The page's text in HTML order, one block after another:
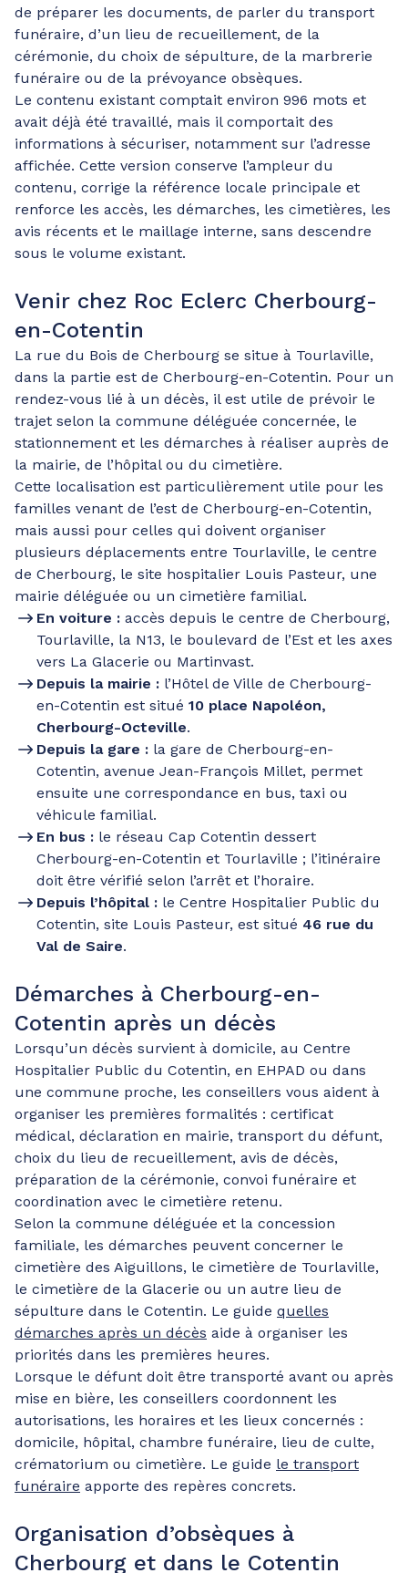
de préparer les documents, de parler du transport
funéraire, d’un lieu de recueillement, de la
cérémonie, du choix de sépulture, de la marbrerie
funéraire ou de la prévoyance obsèques.
Le contenu existant comptait environ 996 mots et
avait déjà été travaillé, mais il comportait des
informations à sécuriser, notamment sur l’adresse
affichée. Cette version conserve l’ampleur du
contenu, corrige la référence locale principale et
renforce les accès, les démarches, les cimetières, les
avis récents et le maillage interne, sans descendre
sous le volume existant.
Venir chez Roc Eclerc Cherbourg-
en-Cotentin
La rue du Bois de Cherbourg se situe à Tourlaville,
dans la partie est de Cherbourg-en-Cotentin. Pour un
rendez-vous lié à un décès, il est utile de prévoir le
trajet selon la commune déléguée concernée, le
stationnement et les démarches à réaliser auprès de
la mairie, de l’hôpital ou du cimetière.
Cette localisation est particulièrement utile pour les
familles venant de l’est de Cherbourg-en-Cotentin,
mais aussi pour celles qui doivent organiser
plusieurs déplacements entre Tourlaville, le centre
de Cherbourg, le site hospitalier Louis Pasteur, une
mairie déléguée ou un cimetière familial.
En voiture : accès depuis le centre de Cherbourg,
Tourlaville, la N13, le boulevard de l’Est et les axes
vers La Glacerie ou Martinvast.
Depuis la mairie : l’Hôtel de Ville de Cherbourg-
en-Cotentin est situé 10 place Napoléon,
Cherbourg-Octeville.
Depuis la gare : la gare de Cherbourg-en-
Cotentin, avenue Jean-François Millet, permet
ensuite une correspondance en bus, taxi ou
véhicule familial.
En bus : le réseau Cap Cotentin dessert
Cherbourg-en-Cotentin et Tourlaville ; l’itinéraire
doit être vérifié selon l’arrêt et l’horaire.
Depuis l’hôpital : le Centre Hospitalier Public du
Cotentin, site Louis Pasteur, est situé 46 rue du
Val de Saire.
Démarches à Cherbourg-en-
Cotentin après un décès
Lorsqu’un décès survient à domicile, au Centre
Hospitalier Public du Cotentin, en EHPAD ou dans
une commune proche, les conseillers vous aident à
organiser les premières formalités : certificat
médical, déclaration en mairie, transport du défunt,
choix du lieu de recueillement, avis de décès,
préparation de la cérémonie, convoi funéraire et
coordination avec le cimetière retenu.
Selon la commune déléguée et la concession
familiale, les démarches peuvent concerner le
cimetière des Aiguillons, le cimetière de Tourlaville,
le cimetière de la Glacerie ou un autre lieu de
sépulture dans le Cotentin. Le guide quelles
démarches après un décès aide à organiser les
priorités dans les premières heures.
Lorsque le défunt doit être transporté avant ou après
mise en bière, les conseillers coordonnent les
autorisations, les horaires et les lieux concernés :
domicile, hôpital, chambre funéraire, lieu de culte,
crématorium ou cimetière. Le guide le transport
funéraire apporte des repères concrets.
Organisation d’obsèques à
Cherbourg et dans le Cotentin